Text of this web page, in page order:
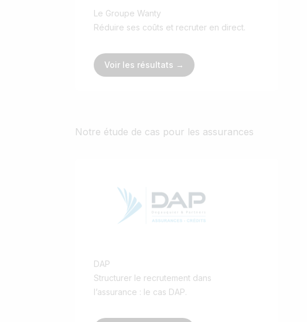
Le Groupe Wanty
Réduire ses coûts et recruter en direct.
Voir les résultats →
Notre étude de cas pour les assurances
DAP
Structurer le recrutement dans
l’assurance : le cas DAP.